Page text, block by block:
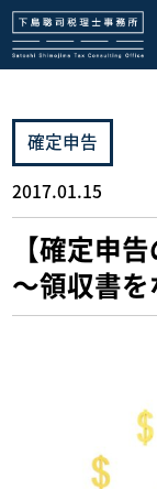
確定申告
2017.01.15
【確定申
～領収書